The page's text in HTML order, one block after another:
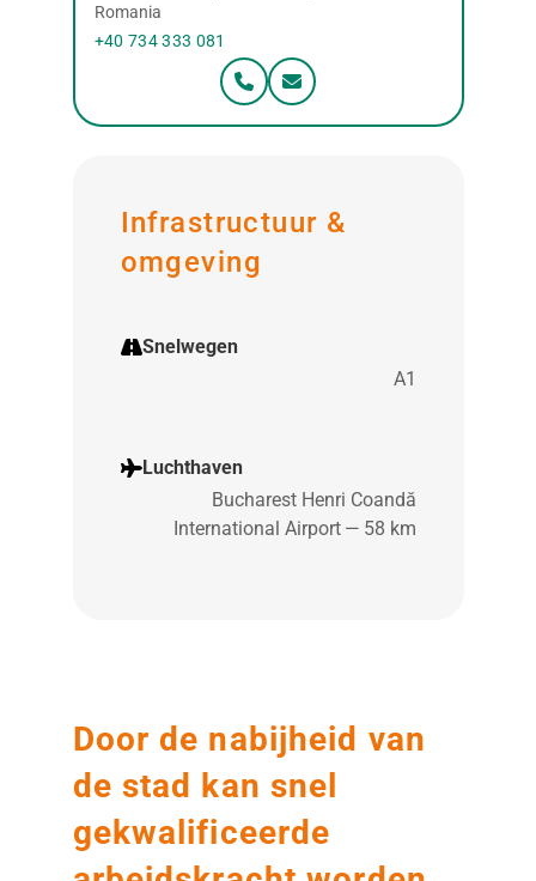
Door de nabijheid van
de stad kan snel
gekwalificeerde
Romania
+40 734 333 081
Infrastructuur &
omgeving
Snelwegen
A1
Luchthaven
Bucharest Henri Coandă
International Airport — 58 km